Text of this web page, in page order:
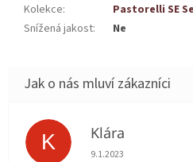
Kolekce:
Pastorelli SE
Snížená jakost: Ne
K Klára
Hodnocení obchodu
9.1.2023